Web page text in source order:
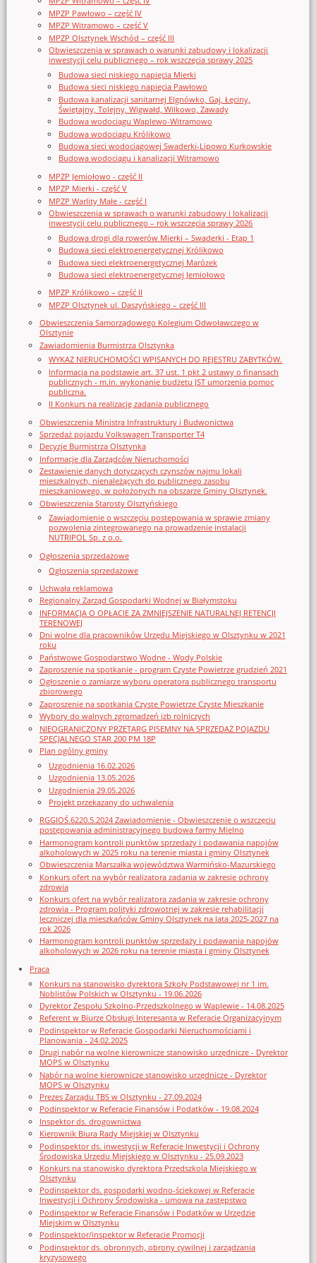
MPZP Pawłowo – część IV
MPZP Witramowo – część V
MPZP Olsztynek Wschód – część III
Obwieszczenia w sprawach o warunki zabudowy i lokalizacji
inwestycji celu publicznego – rok wszczęcia sprawy 2025
Budowa sieci niskiego napięcia Mierki
Budowa sieci niskiego napięcia Pawłowo
Budowa kanalizacji sanitarnej Elgnówko, Gaj, Łęciny,
Świętajny, Tolejny, Wigwałd, Wilkowo, Zawady
Budowa wodociągu Waplewo-Witramowo
Budowa wodociągu Królikowo
Budowa sieci wodociągowej Swaderki-Lipowo Kurkowskie
Budowa wodociągu i kanalizacji Witramowo
MPZP Jemiołowo - część II
MPZP Mierki - część V
MPZP Warlity Małe - część I
Obwieszczenia w sprawach o warunki zabudowy i lokalizacji
inwestycji celu publicznego – rok wszczęcia sprawy 2026
Budowa drogi dla rowerów Mierki – Swaderki - Etap 1
Budowa sieci elektroenergetycznej Królikowo
Budowa sieci elektroenergetycznej Marózek
Budowa sieci elektroenergetycznej Jemiołowo
MPZP Królikowo – część II
MPZP Olsztynek ul. Daszyńskiego – część III
Obwieszczenia Samorządowego Kolegium Odwoławczego w
Olsztynie
Zawiadomienia Burmistrza Olsztynka
WYKAZ NIERUCHOMOŚCI WPISANYCH DO REJESTRU ZABYTKÓW.
Informacja na podstawie art. 37 ust. 1 pkt 2 ustawy o finansach
publicznych - m.in. wykonanie budżetu JST umorzenia pomoc
publiczna.
II Konkurs na realizację zadania publicznego
Obwieszczenia Ministra Infrastruktury i Budwonictwa
Sprzedaż pojazdu Volkswagen Transporter T4
Decyzje Burmistrza Olsztynka
Informacje dla Zarządców Nieruchomości
Zestawienie danych dotyczących czynszów najmu lokali
mieszkalnych, nienależących do publicznego zasobu
mieszkaniowego, w położonych na obszarze Gminy Olsztynek.
Obwieszczenia Starosty Olsztyńskiego
Zawiadomienie o wszczęciu postępowania w sprawie zmiany
pozwolenia zintegrowanego na prowadzenie instalacji
NUTRIPOL Sp. z o.o.
Ogłoszenia sprzedażowe
Ogłoszenia sprzedażowe
Uchwała reklamowa
Regionalny Zarząd Gospodarki Wodnej w Białymstoku
INFORMACJA O OPŁACIE ZA ZMNIEJSZENIE NATURALNEJ RETENCJI
TERENOWEJ
Dni wolne dla pracowników Urzędu Miejskiego w Olsztynku w 2021
roku
Państwowe Gospodarstwo Wodne - Wody Polskie
Zaproszenie na spotkanie - program Czyste Powietrze grudzień 2021
Ogłoszenie o zamiarze wyboru operatora publicznego transportu
zbiorowego
Zaproszenie na spotkania Czyste Powietrze Czyste Mieszkanie
Wybory do walnych zgromadzeń izb rolniczych
NIEOGRANICZONY PRZETARG PISEMNY NA SPRZEDAŻ POJAZDU
SPECJALNEGO STAR 200 PM 18P
Plan ogólny gminy
Uzgodnienia 16.02.2026
Uzgodnienia 13.05.2026
Uzgodnienia 29.05.2026
Projekt przekazany do uchwalenia
RGGIOŚ.6220.5.2024 Zawiadomienie - Obwieszczenie o wszczęciu
postępowania administracyjnego budowa farmy Mielno
Harmonogram kontroli punktów sprzedaży i podawania napojów
alkoholowych w 2025 roku na terenie miasta i gminy Olsztynek
Obwieszczenia Marszałka województwa Warmińsko-Mazurskiego
Konkurs ofert na wybór realizatora zadania w zakresie ochrony
zdrowia
Konkurs ofert na wybór realizatora zadania w zakresie ochrony
zdrowia - Program polityki zdrowotnej w zakresie rehabilitacji
leczniczej dla mieszkańców Gminy Olsztynek na lata 2025-2027 na
rok 2026
Harmonogram kontroli punktów sprzedaży i podawania napojów
alkoholowych w 2026 roku na terenie miasta i gminy Olsztynek
Praca
Konkurs na stanowisko dyrektora Szkoły Podstawowej nr 1 im.
Noblistów Polskich w Olsztynku - 19.06.2026
Dyrektor Zespołu Szkolno-Przedszkolnego w Waplewie - 14.08.2025
Referent w Biurze Obsługi Interesanta w Referacie Organizacyjnym
Podinspektor w Referacie Gospodarki Nieruchomościami i
Planowania - 24.02.2025
Drugi nabór na wolne kierownicze stanowisko urzędnicze - Dyrektor
MOPS w Olsztynku
Nabór na wolne kierownicze stanowisko urzędnicze - Dyrektor
MOPS w Olsztynku
Prezes Zarządu TBS w Olsztynku - 27.09.2024
Podinspektor w Referacie Finansów i Podatków - 19.08.2024
Inspektor ds. drogownictwa
Kierownik Biura Rady Miejskiej w Olsztynku
Podinspektor ds. inwestycji w Referacie Inwestycji i Ochrony
Środowiska Urzędu Miejskiego w Olsztynku - 25.09.2023
Konkurs na stanowisko dyrektora Przedszkola Miejskiego w
Olsztynku
Podinspektor ds. gospodarki wodno-ściekowej w Referacie
Inwestycji i Ochrony Środowiska - umowa na zastępstwo
Podinspektor w Referacie Finansów i Podatków w Urzędzie
Miejskim w Olsztynku
Podinspektor/inspektor w Referacie Promocji
Podinspektor ds. obronnych, obrony cywilnej i zarządzania
kryzysowego